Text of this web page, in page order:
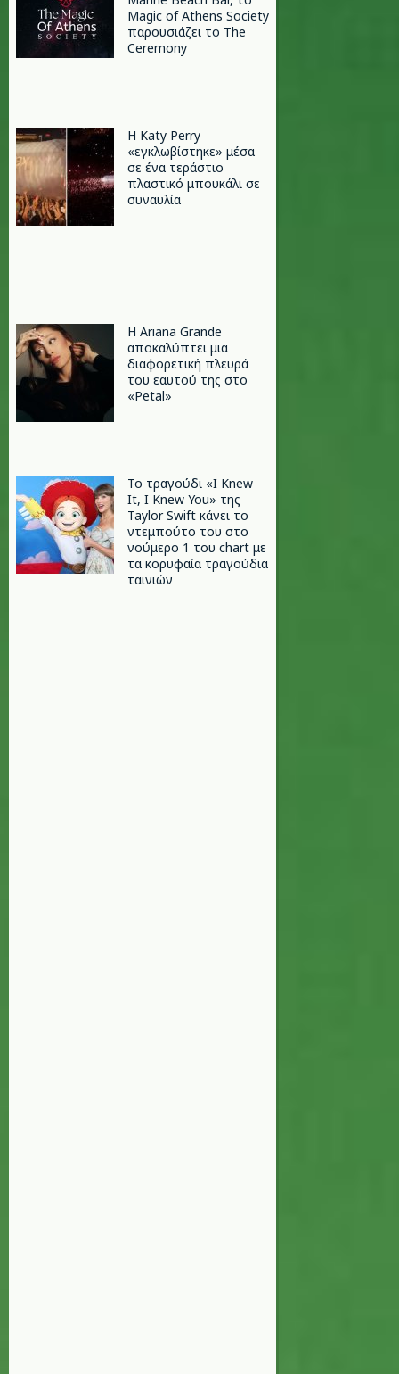
Magic of Athens Society
παρουσιάζει το The
Ceremony
H Katy Perry
«εγκλωβίστηκε» μέσα
σε ένα τεράστιο
πλαστικό μπουκάλι σε
συναυλία
Η Ariana Grande
αποκαλύπτει μια
διαφορετική πλευρά
του εαυτού της στο
«Petal»
Το τραγούδι «I Knew
It, I Knew You» της
Taylor Swift κάνει το
ντεμπούτο του στο
νούμερο 1 του chart με
τα κορυφαία τραγούδια
ταινιών